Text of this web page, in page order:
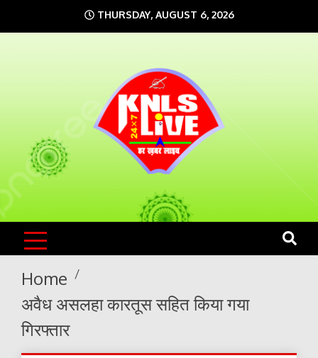
to
THURSDAY, AUGUST 6, 2026
KNLS LIVE
India`s No.1 News Portal
Home
अवैध असलहा कारतूस सहित किया गया
गिरफ्तार